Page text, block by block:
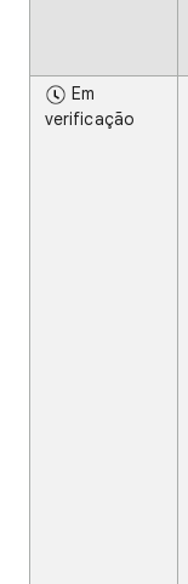
Em
verificação